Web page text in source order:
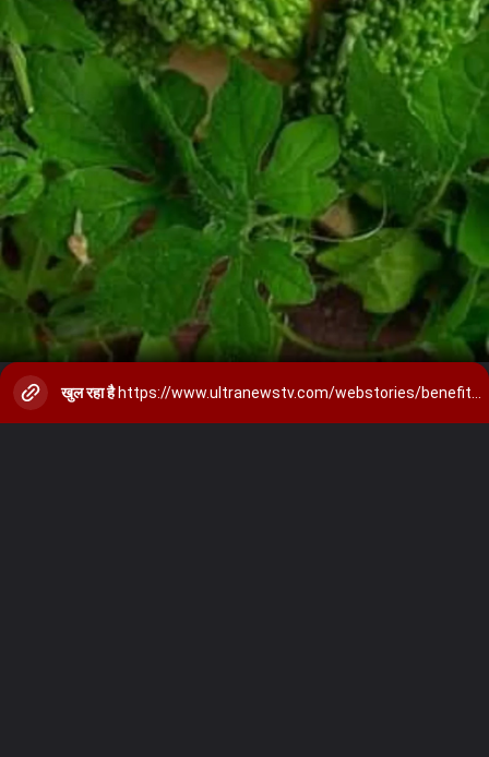
खुल रहा है